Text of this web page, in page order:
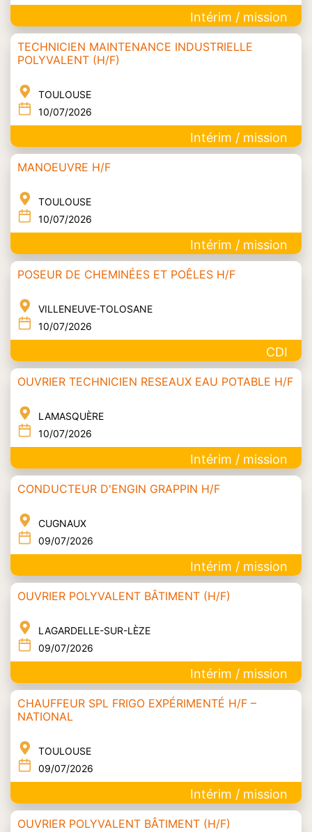
Intérim / mission
TECHNICIEN MAINTENANCE INDUSTRIELLE
POLYVALENT (H/F)
TOULOUSE
10/07/2026
Intérim / mission
MANOEUVRE H/F
TOULOUSE
10/07/2026
Intérim / mission
POSEUR DE CHEMINÉES ET POÊLES H/F
VILLENEUVE-TOLOSANE
10/07/2026
CDI
OUVRIER TECHNICIEN RESEAUX EAU POTABLE H/F
LAMASQUÈRE
10/07/2026
Intérim / mission
CONDUCTEUR D'ENGIN GRAPPIN H/F
CUGNAUX
09/07/2026
Intérim / mission
OUVRIER POLYVALENT BÂTIMENT (H/F)
LAGARDELLE-SUR-LÈZE
09/07/2026
Intérim / mission
CHAUFFEUR SPL FRIGO EXPÉRIMENTÉ H/F –
NATIONAL
TOULOUSE
09/07/2026
Intérim / mission
OUVRIER POLYVALENT BÂTIMENT (H/F)